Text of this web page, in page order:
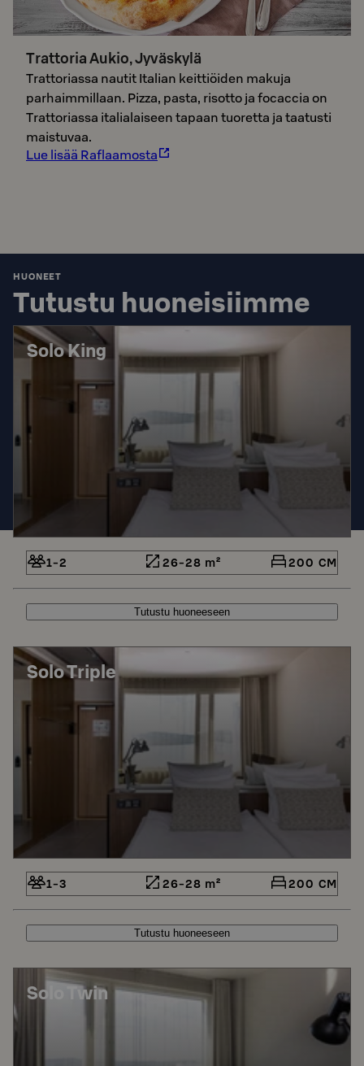
Trattoria Aukio, Jyväskylä
Trattoriassa nautit Italian keittiöiden makuja
parhaimmillaan. Pizza, pasta, risotto ja focaccia on
Trattoriassa italialaiseen tapaan tuoretta ja taatusti
maistuvaa.
Lue lisää Raflaamosta
HUONEET
Tutustu huoneisiimme
Solo King
1-2 26-28 m² 200 CM
Tutustu huoneeseen
Solo Triple
1-3 26-28 m² 200 CM
Tutustu huoneeseen
Solo Twin